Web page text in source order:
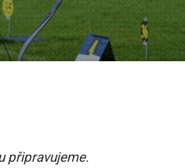
připravujeme.